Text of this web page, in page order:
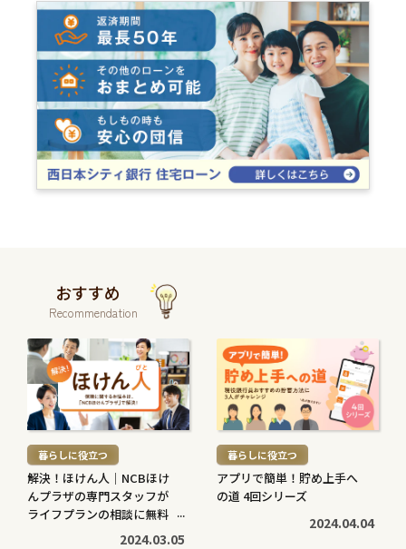
おすすめ
Recommendation
続
き
を
読
む
> 暮らしに役立つ
解決！ほけん人｜NCBほけ
んプラザの専門スタッフが
ライフプランの相談に無料
2024.03.05
続
き
を
読
む
> 暮らしに役立つ
アプリで簡単！貯め上手へ
の道 4回シリーズ
2024.04.04